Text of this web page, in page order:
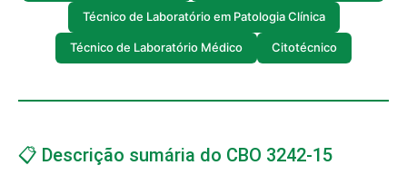
Técnico de Laboratório em Patologia Clínica
Técnico de Laboratório Médico Citotécnico
📋 Descrição sumária do CBO 3242-15